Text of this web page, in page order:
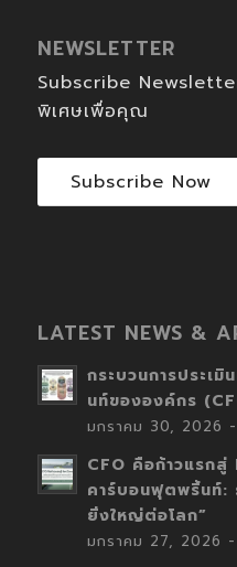
NEWSLETTER
Subscribe
พิเศษเพื่อคุณ
Subscribe Now
LATEST NEWS &
กระบวนการประเ
นท์ขององค์กร
มกราคม 30, 2026
CFO คือก้าวแรกสู่
คาร์บอนฟุตพริ้นท์:
ยิ่งใหญ่ต่อโลก”
มกราคม 27, 2026 -